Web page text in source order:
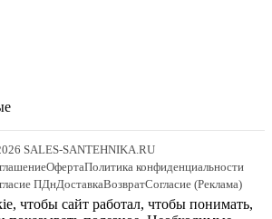
SALES-SANTEHNIKA.RU
ОфертаПолитика конфиденциальности
ПДнДоставкаВозвратСогласие (Реклама)
чтобы сайт работал, чтобы понимать,